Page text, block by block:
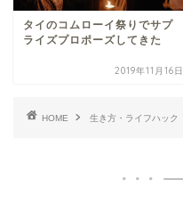
タイのコムローイ祭りでサプ
ライズプロポーズしてきた
2019年11月16日
HOME 生き方・ライフハック